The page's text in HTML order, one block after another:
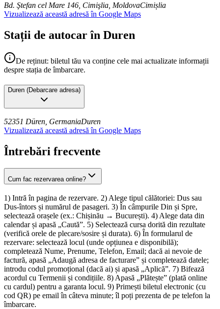
Bd. Ştefan cel Mare 146, Cimişlia, MoldovaCimișlia
Vizualizează această adresă în Google Maps
Stații de autocar în Duren
De reținut: biletul tău va conține cele mai actualizate informații
despre stația de îmbarcare.
Duren (Debarcare adresa)
52351 Düren, GermaniaDuren
Vizualizează această adresă în Google Maps
Întrebări frecvente
Cum fac rezervarea online?
1) Intră în pagina de rezervare. 2) Alege tipul călătoriei: Dus sau
Dus-întors și numărul de pasageri. 3) În câmpurile Din și Spre,
selectează orașele (ex.: Chișinău → București). 4) Alege data din
calendar și apasă „Caută”. 5) Selectează cursa dorită din rezultate
(verifică orele de plecare/sosire și durata). 6) În formularul de
rezervare: selectează locul (unde opțiunea e disponibilă);
completează Nume, Prenume, Telefon, Email; dacă ai nevoie de
factură, apasă „Adaugă adresa de facturare” și completează datele;
introdu codul promoțional (dacă ai) și apasă „Aplică”. 7) Bifează
acordul cu Termenii și condițiile. 8) Apasă „Plătește” (plată online
cu cardul) pentru a garanta locul. 9) Primești biletul electronic (cu
cod QR) pe email în câteva minute; îl poți prezenta de pe telefon la
îmbarcare.